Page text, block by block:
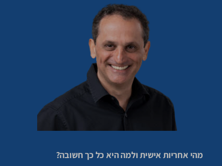
מהי אחריות אישית ולמה היא כל כך חשובה?